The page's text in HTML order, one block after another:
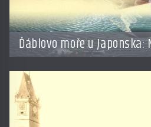
Ďáblovo moře u
Bermudském
neznámé síly?